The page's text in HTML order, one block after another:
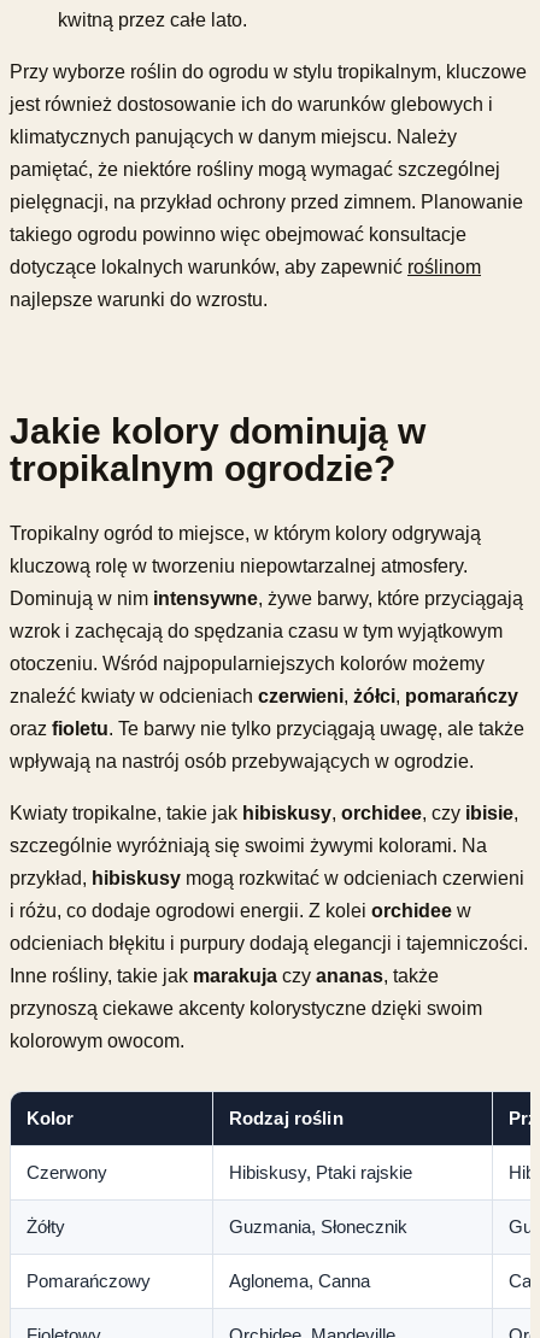
kwitną przez całe lato.
Przy wyborze roślin do ogrodu w stylu tropikalnym, kluczowe
jest również dostosowanie ich do warunków glebowych i
klimatycznych panujących w danym miejscu. Należy
pamiętać, że niektóre rośliny mogą wymagać szczególnej
pielęgnacji, na przykład ochrony przed zimnem. Planowanie
takiego ogrodu powinno więc obejmować konsultacje
dotyczące lokalnych warunków, aby zapewnić roślinom
najlepsze warunki do wzrostu.
Jakie kolory dominują w
tropikalnym ogrodzie?
Tropikalny ogród to miejsce, w którym kolory odgrywają
kluczową rolę w tworzeniu niepowtarzalnej atmosfery.
Dominują w nim intensywne, żywe barwy, które przyciągają
wzrok i zachęcają do spędzania czasu w tym wyjątkowym
otoczeniu. Wśród najpopularniejszych kolorów możemy
znaleźć kwiaty w odcieniach czerwieni, żółci, pomarańczy
oraz fioletu. Te barwy nie tylko przyciągają uwagę, ale także
wpływają na nastrój osób przebywających w ogrodzie.
Kwiaty tropikalne, takie jak hibiskusy, orchidee, czy ibisie,
szczególnie wyróżniają się swoimi żywymi kolorami. Na
przykład, hibiskusy mogą rozkwitać w odcieniach czerwieni
i różu, co dodaje ogrodowi energii. Z kolei orchidee w
odcieniach błękitu i purpury dodają elegancji i tajemniczości.
Inne rośliny, takie jak marakuja czy ananas, także
przynoszą ciekawe akcenty kolorystyczne dzięki swoim
kolorowym owocom.
Kolor Rodzaj roślin
Czerwony Hibiskusy, Ptaki rajskie
Żółty Guzmania, Słonecznik
Pomarańczowy Aglonema, Canna